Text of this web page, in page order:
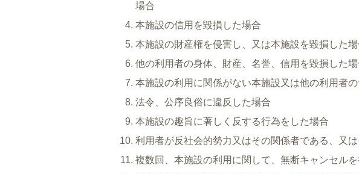
場合
本施設の信用を毀損した場合
本施設の財産権を侵害し、又は本施設を毀損した場
他の利用者の身体、財産、名誉、信用を毀損した場
本施設の利用に関係がない本施設又は他の利用者
法令、公序良俗に違反した場合
本施設の趣旨に著しく反する行為をした場合
利用者が反社会的勢力又はその関係者である、又
複数回、本施設の利用に関して、無断キャンセル